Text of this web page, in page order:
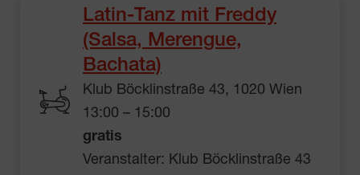
Latin-Tanz mit Freddy
(Salsa, Merengue,
Bachata)
Klub Böcklinstraße 43, 1020 Wien
13:00 – 15:00
gratis
Veranstalter: Klub Böcklinstraße 43